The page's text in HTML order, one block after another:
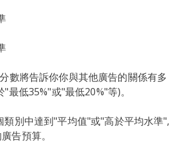
數將告訴你你與其他廣告的關係有多
最低35%"或"最低20%"等)。
類別中達到"平均值"或"高於平均水準",
告預算。